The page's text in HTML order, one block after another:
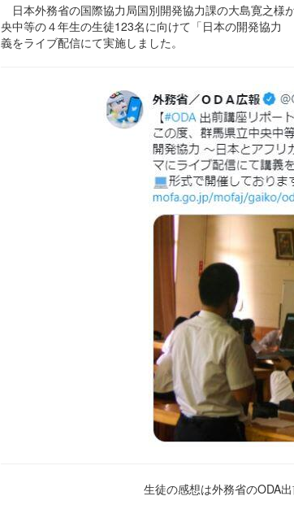
日本外務省の国際協力局国別開発協力課の大島寛之様
央中等の４年生の生徒123名に向けて「日本の開発協
義をライブ配信にて実施しました。
生徒の感想は外務省のODA